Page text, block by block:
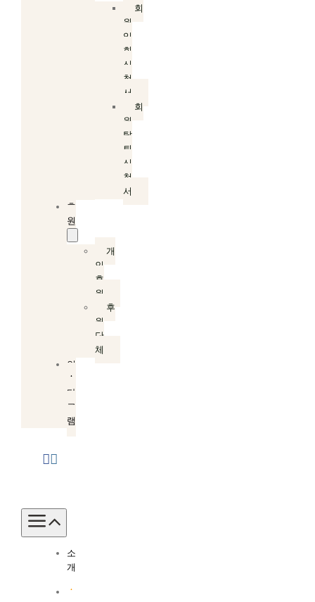
회
원
입
회
신
청
서
회
원
탈
퇴
신
청
서
후
원
개
인
후
원
후
원
단
체
인
스
타
그
램
Toggle
Navigation
소
개
소